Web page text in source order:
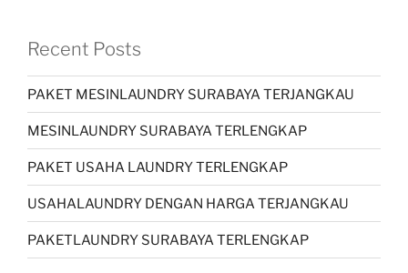
Recent Posts
PAKET MESINLAUNDRY SURABAYA TERJANGKAU
MESINLAUNDRY SURABAYA TERLENGKAP
PAKET USAHA LAUNDRY TERLENGKAP
USAHALAUNDRY DENGAN HARGA TERJANGKAU
PAKETLAUNDRY SURABAYA TERLENGKAP